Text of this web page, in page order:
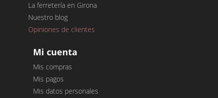
La ferretería en Girona
Nuestro blog
Opiniones de clientes
Mi cuenta
Mis compras
Mis pagos
Mis datos personales